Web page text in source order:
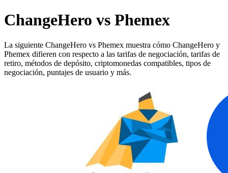
ChangeHero vs Phemex
La siguiente ChangeHero vs Phemex muestra cómo ChangeHero y
Phemex difieren con respecto a las tarifas de negociación, tarifas de
retiro, métodos de depósito, criptomonedas compatibles, tipos de
negociación, puntajes de usuario y más.